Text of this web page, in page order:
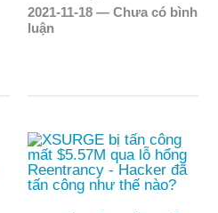
2021-11-18 —Chưa có bình
luận